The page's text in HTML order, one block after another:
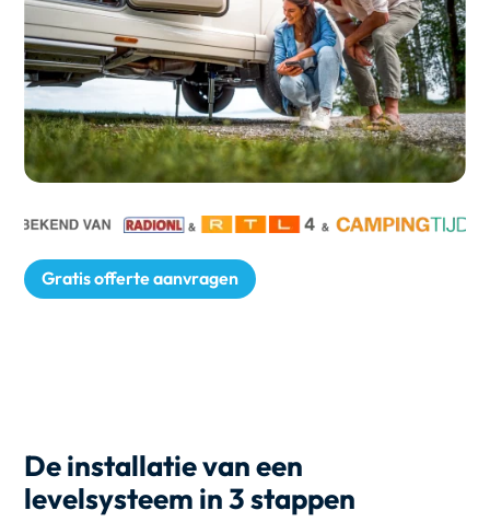
Gratis offerte aanvragen
De installatie van een
levelsysteem in 3 stappen